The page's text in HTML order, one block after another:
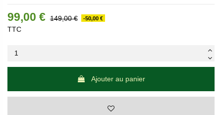
99,00 € 149,00 € -50,00 €
TTC
Ajouter au panier